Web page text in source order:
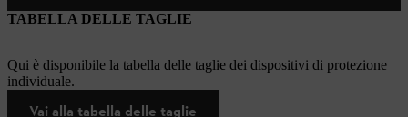
TABELLA DELLE TAGLIE
Qui è disponibile la tabella delle taglie dei dispositivi di protezione
individuale.
Vai alla tabella delle taglie